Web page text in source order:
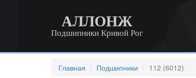
АЛЛОНЖ
Подшипники Кривой Рог
Главная Подшипники 112 (6012)